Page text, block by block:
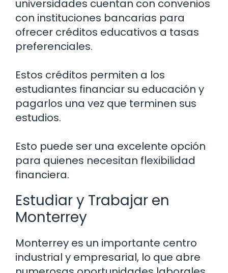
universidades cuentan con convenios
con instituciones bancarias para
ofrecer créditos educativos a tasas
preferenciales.
Estos créditos permiten a los
estudiantes financiar su educación y
pagarlos una vez que terminen sus
estudios.
Esto puede ser una excelente opción
para quienes necesitan flexibilidad
financiera.
Estudiar y Trabajar en
Monterrey
Monterrey es un importante centro
industrial y empresarial, lo que abre